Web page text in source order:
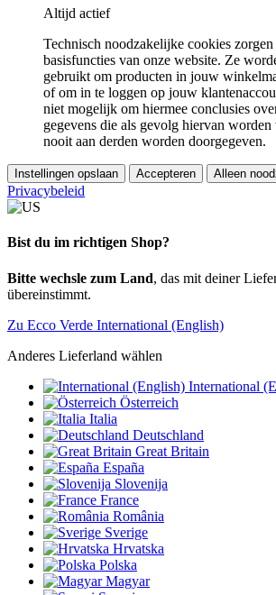
Altijd actief
Technisch noodzakelijke cookies
basisfuncties van onze website. Ze
gebruikt om producten in jouw
of om in te loggen op jouw
niet mogelijk om hiermee conclusies
gegevens die als gevolg hiervan
nooit aan derden worden doorgegeven.
Instellingen opslaan Accepteren Alleen
Privacybeleid
Bist du im richtigen Shop?
Bitte wechsle zum Land, das mit deiner
übereinstimmt.
Zu Ecco Verde International (English)
Anderes Lieferland wählen
International
Österreich
Italia
Deutschland
Great Britain
España
Slovenija
France
România
Sverige
Hrvatska
Polska
Magyar